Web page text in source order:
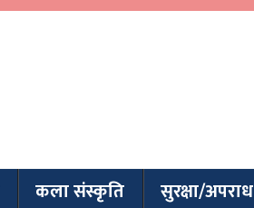
कला संस्कृति सुरक्षा/अपराध